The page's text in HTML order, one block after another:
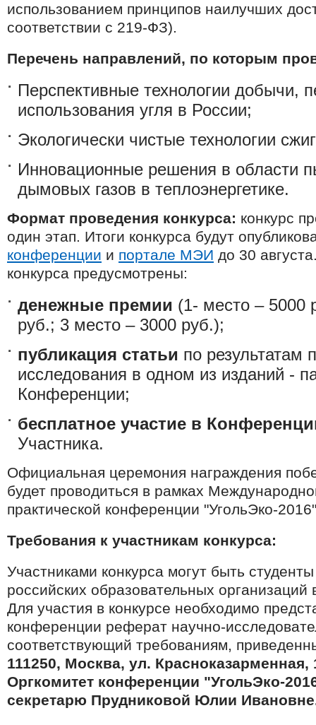
использованием принципов наилучших
соответствии с 219-ФЗ).
Перечень направлений, по которым
Перспективные технологии добычи,
использования угля в России;
Экологически чистые технологии
Инновационные решения в области
дымовых газов в теплоэнергетике.
Формат проведения конкурса: конкурс
один этап. Итоги конкурса будут
конференции и портале МЭИ до 30
конкурса предусмотрены:
денежные премии (1- место – 5000
руб.; 3 место – 3000 руб.);
публикация статьи по результатам
исследования в одном из изданий -
Конференции;
бесплатное участие в
Участника.
Официальная церемония награждения
будет проводиться в рамках
практической конференции "УгольЭко-
Требования к участникам конкурса:
Участниками конкурса могут быть
российских образовательных
Для участия в конкурсе необходимо
конференции реферат научно-
соответствующий требованиям,
111250, Москва, ул.
Оргкомитет конференции "УгольЭко-
секретарю Прудниковой Юлии